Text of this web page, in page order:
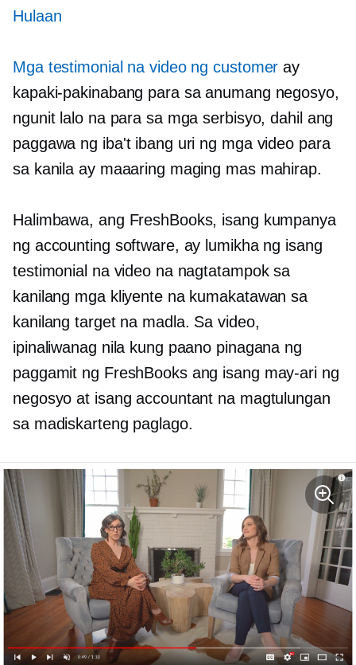
Hulaan
Mga testimonial na video ng customer ay
kapaki-pakinabang para sa anumang negosyo,
ngunit lalo na para sa mga serbisyo, dahil ang
paggawa ng iba't ibang uri ng mga video para
sa kanila ay maaaring maging mas mahirap.
Halimbawa, ang FreshBooks, isang kumpanya
ng accounting software, ay lumikha ng isang
testimonial na video na nagtatampok sa
kanilang mga kliyente na kumakatawan sa
kanilang target na madla. Sa video,
ipinaliwanag nila kung paano pinagana ng
paggamit ng FreshBooks ang isang may-ari ng
negosyo at isang accountant na magtulungan
sa madiskarteng paglago.